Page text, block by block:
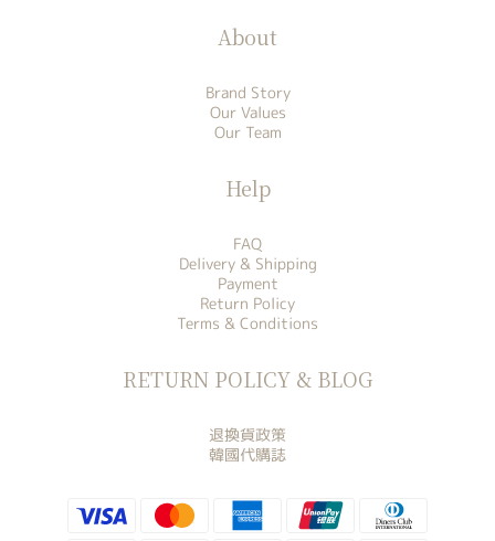
About
Brand Story
Our Values
Our Team
Help
FAQ
Delivery & Shipping
Payment
Return Policy
Terms & Conditions
RETURN POLICY & BLOG
退換貨政策
韓國代購誌